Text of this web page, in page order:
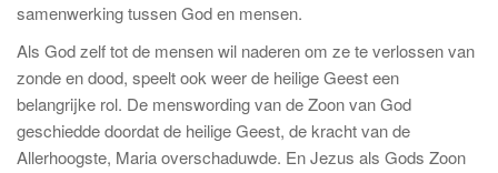
samenwerking tussen God en mensen.
Als God zelf tot de mensen wil naderen om ze te verlossen van
zonde en dood, speelt ook weer de heilige Geest een
belangrijke rol. De menswording van de Zoon van God
geschiedde doordat de heilige Geest, de kracht van de
Allerhoogste, Maria overschaduwde. En Jezus als Gods Zoon